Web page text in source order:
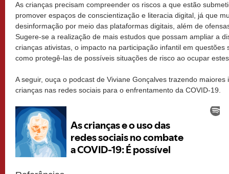
As crianças precisam compreender os riscos a que estão
promover espaços de conscientização e literacia digital, já que
desinformação por meio das plataformas digitais, além de
Sugere-se a realização de mais estudos que possam ampliar a
crianças ativistas, o impacto na participação infantil em questões
como protegê-las de possíveis situações de risco ao ocupar
A seguir, ouça o podcast de Viviane Gonçalves trazendo
crianças nas redes sociais para o enfrentamento da COVID-19.